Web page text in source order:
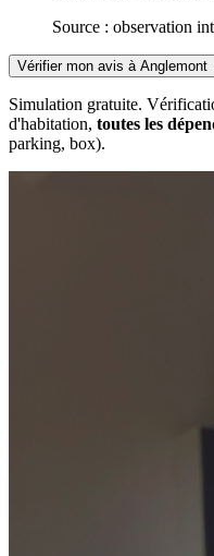
Source : observation
Vérifier mon avis à Anglemont
Simulation gratuite.
d'habitation, toutes les
parking, box).